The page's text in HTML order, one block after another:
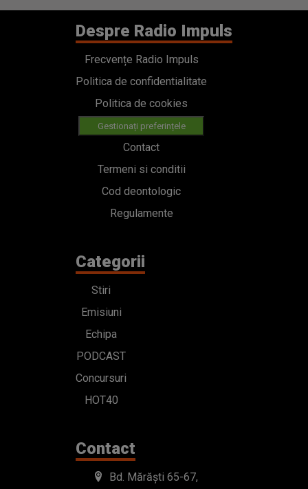
Despre Radio Impuls
Frecvențe Radio Impuls
Politica de confidentialitate
Politica de cookies
Gestionați preferințele
Contact
Termeni si conditii
Cod deontologic
Regulamente
Categorii
Stiri
Emisiuni
Echipa
PODCAST
Concursuri
HOT40
Contact
Bd. Mărăști 65-67,